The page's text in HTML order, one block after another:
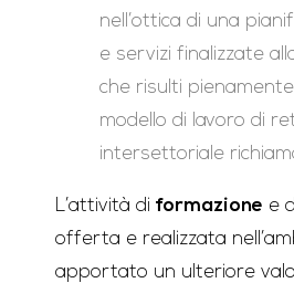
nell’ottica di una
e servizi finalizzate
che risulti
modello di lavoro di
intersettoriale
L’attività di formazione e
offerta e realizzata
apportato un ulteriore